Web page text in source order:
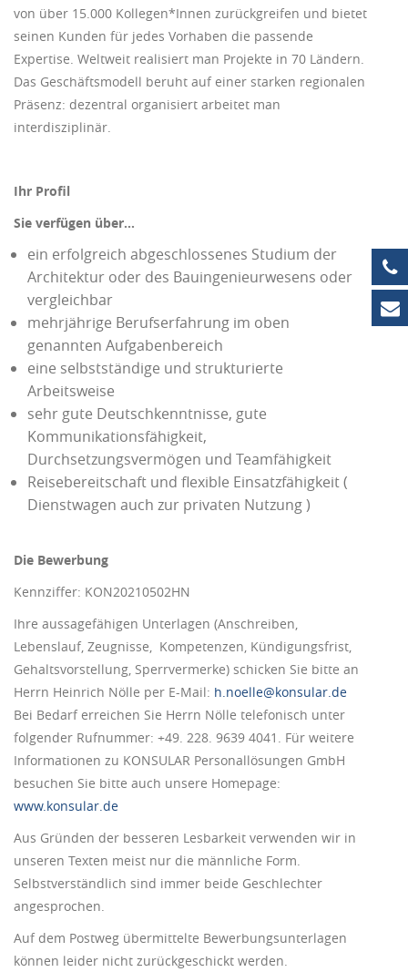
von über 15.000 Kollegen*Innen zurückgreifen und bietet
seinen Kunden für jedes Vorhaben die passende
Expertise. Weltweit realisiert man Projekte in 70 Ländern.
Das Geschäftsmodell beruht auf einer starken regionalen
Präsenz: dezentral organisiert arbeitet man
interdisziplinär.
Ihr Profil
Sie verfügen über…
ein erfolgreich abgeschlossenes Studium der
Architektur oder des Bauingenieurwesens oder
vergleichbar
mehrjährige Berufserfahrung im oben
genannten Aufgabenbereich
eine selbstständige und strukturierte
Arbeitsweise
sehr gute Deutschkenntnisse, gute
Kommunikationsfähigkeit,
Durchsetzungsvermögen und Teamfähigkeit
Reisebereitschaft und flexible Einsatzfähigkeit (
Dienstwagen auch zur privaten Nutzung )
Die Bewerbung
Kennziffer: KON20210502HN
Ihre aussagefähigen Unterlagen (Anschreiben,
Lebenslauf, Zeugnisse, Kompetenzen, Kündigungsfrist,
Gehaltsvorstellung, Sperrvermerke) schicken Sie bitte an
Herrn Heinrich Nölle per E-Mail: h.noelle@konsular.de
Bei Bedarf erreichen Sie Herrn Nölle telefonisch unter
folgender Rufnummer: +49. 228. 9639 4041. Für weitere
Informationen zu KONSULAR Personallösungen GmbH
besuchen Sie bitte auch unsere Homepage:
www.konsular.de
Aus Gründen der besseren Lesbarkeit verwenden wir in
unseren Texten meist nur die männliche Form.
Selbstverständlich sind immer beide Geschlechter
angesprochen.
Auf dem Postweg übermittelte Bewerbungsunterlagen
können leider nicht zurückgeschickt werden.